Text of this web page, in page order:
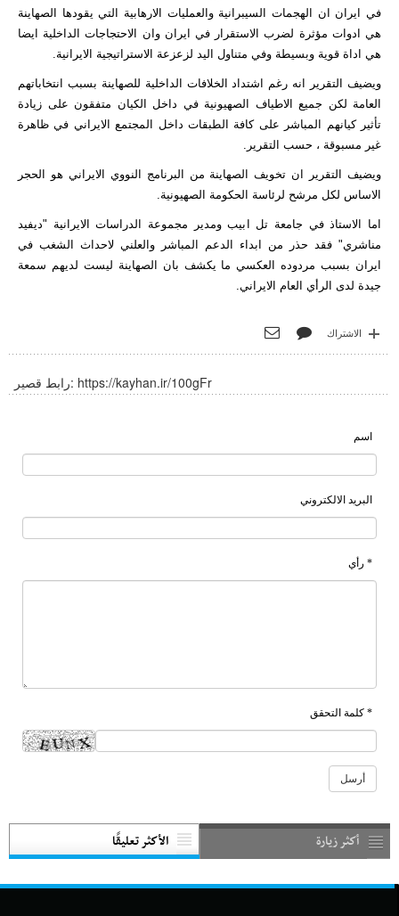
في ايران ان الهجمات السيبرانية والعمليات الارهابية التي يقودها الصهاينة
هي ادوات مؤثرة لضرب الاستقرار في ايران وان الاحتجاجات الداخلية ايضا
هي اداة قوية وبسيطة وفي متناول اليد لزعزعة الاستراتيجية الايرانية.
ويضيف التقرير انه رغم اشتداد الخلافات الداخلية للصهاينة بسبب انتخاباتهم
العامة لكن جميع الاطياف الصهيونية في داخل الكيان متفقون على زيادة
تأثير كيانهم المباشر على كافة الطبقات داخل المجتمع الايراني في ظاهرة
غير مسبوقة ، حسب التقرير.
ويضيف التقرير ان تخويف الصهاينة من البرنامج النووي الايراني هو الحجر
الاساس لكل مرشح لرئاسة الحكومة الصهيونية.
اما الاستاذ في جامعة تل ابيب ومدير مجموعة الدراسات الايرانية "ديفيد
مناشري" فقد حذر من ابداء الدعم المباشر والعلني لاحداث الشغب في
ايران بسبب مردوده العكسي ما يكشف بان الصهاينة ليست لديهم سمعة
جيدة لدى الرأي العام الايراني.
الاشتراك
رابط قصير: https://kayhan.ir/100gFr
اسم
البريد الالكتروني
* رأي
* كلمة التحقق
أكثر زيارة الأكثر تعليقًا